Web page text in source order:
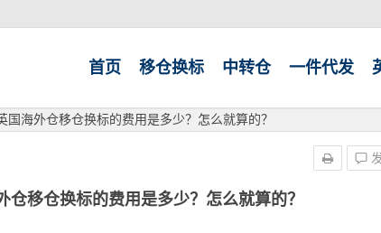
首页 移仓换标 中转仓 一件代发
国海外仓移仓换标的费用是多少？怎么就算的？
仓移仓换标的费用是多少？怎么就算的？